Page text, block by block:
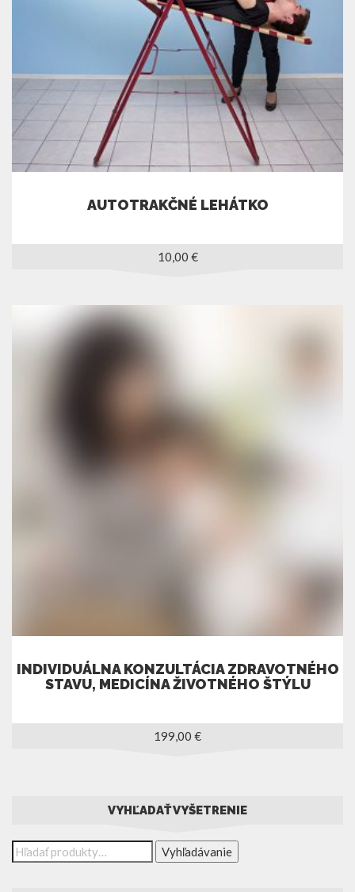
AUTOTRAKČNÉ LEHÁTKO
10,00 €
INDIVIDUÁLNA KONZULTÁCIA ZDRAVOTNÉHO
STAVU, MEDICÍNA ŽIVOTNÉHO ŠTÝLU
199,00 €
VYHĽADAŤ VYŠETRENIE
Vyhľadávanie